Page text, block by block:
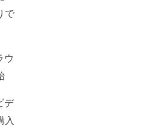
で
ウ
デ
入